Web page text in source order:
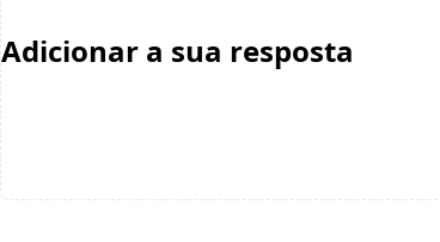
Adicionar a sua resposta